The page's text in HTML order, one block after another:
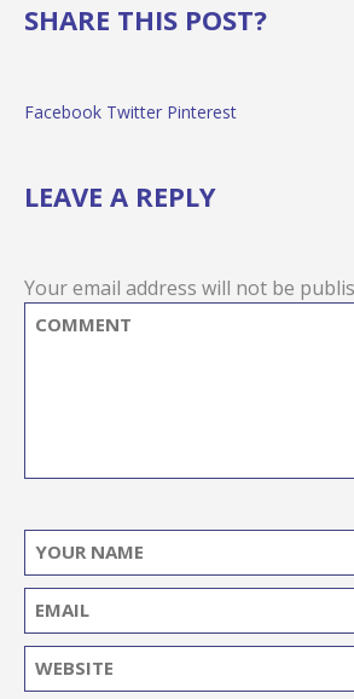
SHARE THIS POST?
Facebook Twitter Pinterest
LEAVE A REPLY
Your email address will not be